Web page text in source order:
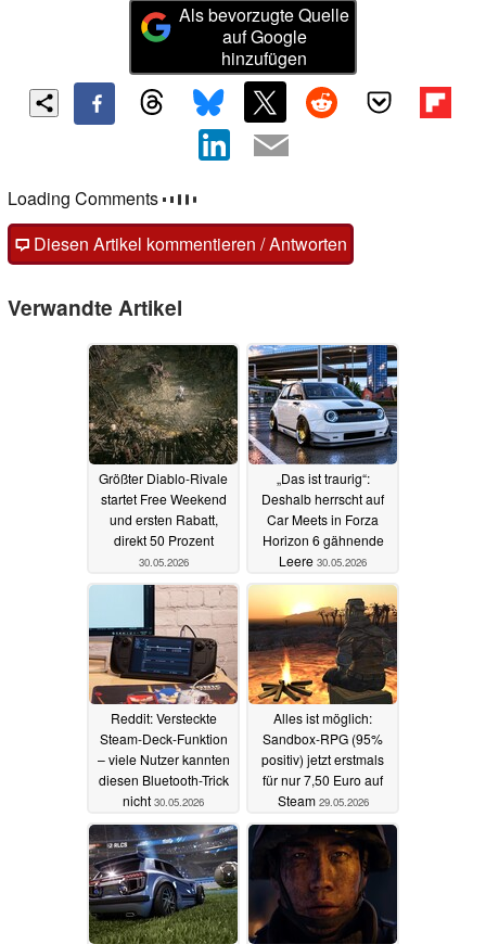
Als bevorzugte Quelle
auf Google
hinzufügen
Loading Comments
Diesen Artikel kommentieren / Antworten
Verwandte Artikel
Größter Diablo-Rivale
startet Free Weekend
und ersten Rabatt,
direkt 50 Prozent
30.05.2026
„Das ist traurig“:
Deshalb herrscht auf
Car Meets in Forza
Horizon 6 gähnende
Leere 30.05.2026
Reddit: Versteckte
Steam-Deck-Funktion
– viele Nutzer kannten
diesen Bluetooth-Trick
nicht 30.05.2026
Alles ist möglich:
Sandbox-RPG (95%
positiv) jetzt erstmals
für nur 7,50 Euro auf
Steam 29.05.2026